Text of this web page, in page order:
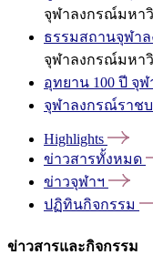
จุฬาลงกรณ์มหา
ธรรมสถานจุฬา
จุฬาลงกรณ์มหา
อุทยาน 100 ปี จุฬ
จุฬาลงกรณ์ราช
Highlights
ข่าวสารทั้งหมด
ข่าวจุฬาฯ
ปฏิทินกิจกรรม
ข่าวสารและกิจกรรม